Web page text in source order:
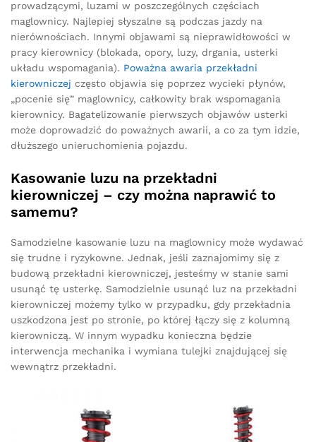
prowadzącymi, luzami w poszczególnych częściach
maglownicy. Najlepiej słyszalne są podczas jazdy na
nierównościach. Innymi objawami są nieprawidłowości w
pracy kierownicy (blokada, opory, luzy, drgania, usterki
układu wspomagania). Poważna awaria przekładni
kierowniczej często objawia się poprzez wycieki płynów,
„pocenie się” maglownicy, całkowity brak wspomagania
kierownicy. Bagatelizowanie pierwszych objawów usterki
może doprowadzić do poważnych awarii, a co za tym idzie,
dłuższego unieruchomienia pojazdu.
Kasowanie luzu na przekładni
kierowniczej – czy można naprawić to
samemu?
Samodzielne kasowanie luzu na maglownicy może wydawać
się trudne i ryzykowne. Jednak, jeśli zaznajomimy się z
budową przekładni kierowniczej, jesteśmy w stanie sami
usunąć tę usterkę. Samodzielnie usunąć luz na przekładni
kierowniczej możemy tylko w przypadku, gdy przekładnia
uszkodzona jest po stronie, po której łączy się z kolumną
kierowniczą. W innym wypadku konieczna będzie
interwencja mechanika i wymiana tulejki znajdującej się
wewnątrz przekładni.